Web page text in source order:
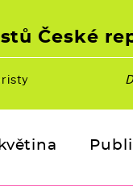
České